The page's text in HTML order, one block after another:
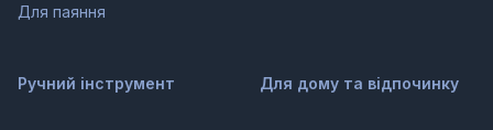
Для паяння
Ручний інструмент Для дому та відпочинку